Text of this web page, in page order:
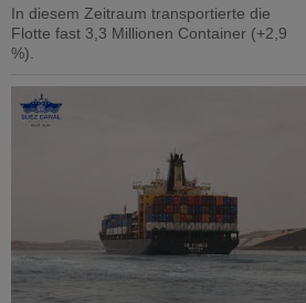
In diesem Zeitraum transportierte die
Flotte fast 3,3 Millionen Container (+2,9
%).